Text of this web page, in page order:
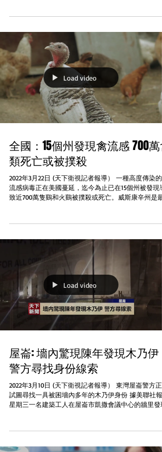
Load video
全國：15個州發現禽流感 700萬
類死亡或被撲殺
2022年3月22日 (天下衛視記者報導） 一種高度傳染的
流感病毒正在美國蔓延，迄今為止已在15個州被發現導
致近700萬隻鷄和火鷄被撲殺或死亡。威斯康辛州是最
Load video
屋崙: 墻內驚現陳年發現木乃伊
警方尋找身份線索
2022年3月10日 (天下衛視記者報導） 東灣屋崙警方正
試圖尋找一具被困墻內多年的木乃伊身份 據美聯社報
星期三一名建築工人在屋崙市凱撒會議中心的牆里發
ABC電視台...